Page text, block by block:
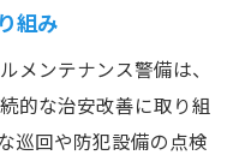
組み
メンテナンス警備は、
的な治安改善に取り組
巡回や防犯設備の点検